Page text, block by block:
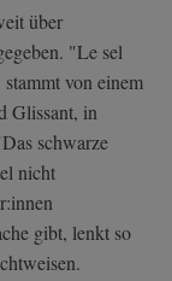
über
"Le sel
von einem
Glissant, in
schwarze
nicht
gibt, lenkt so